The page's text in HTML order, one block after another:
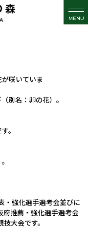
MENU
咲いていま
別名：卯の花）。
。
・強化選手選考会並びに
府推薦・強化選手選考会
大会です。